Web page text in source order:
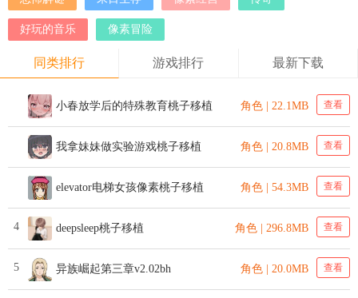
好玩的音乐 像素冒险
同类排行 游戏排行 最新下载
小春放学后的特殊教育桃子移植 角色 | 22.1MB 查看
我拿妹妹做实验游戏桃子移植 角色 | 20.8MB 查看
elevator电梯女孩像素桃子移植 角色 | 54.3MB 查看
4 deepsleep桃子移植 角色 | 296.8MB 查看
5 异族崛起第三章v2.02bh 角色 | 20.0MB 查看